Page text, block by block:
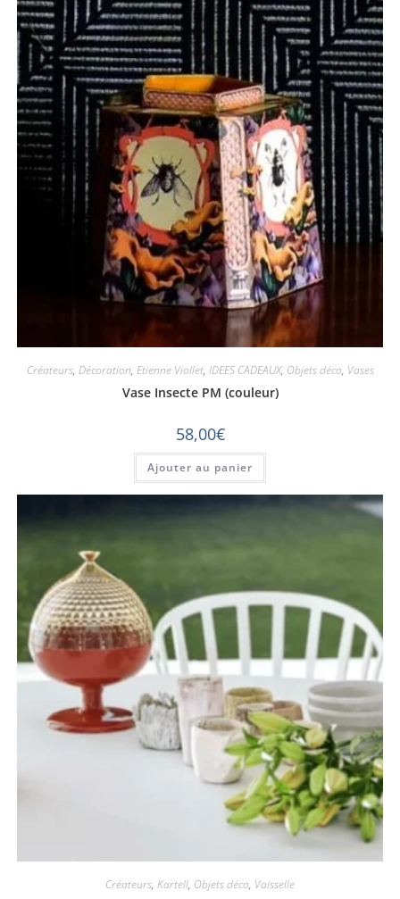
Créateurs, Décoration, Etienne Viollet, IDEES CADEAUX, Objets déco, Vases
Vase Insecte PM (couleur)
58,00€
Ajouter au panier
Créateurs, Kartell, Objets déco, Vaisselle